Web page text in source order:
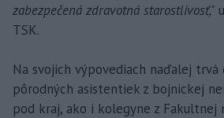
zabezpečená zdravotná starostlivosť,"
TSK.
Na svojich výpovediach naďalej trvá
pôrodných asistentiek z bojnickej
pod kraj, ako i kolegyne z Fakultnej